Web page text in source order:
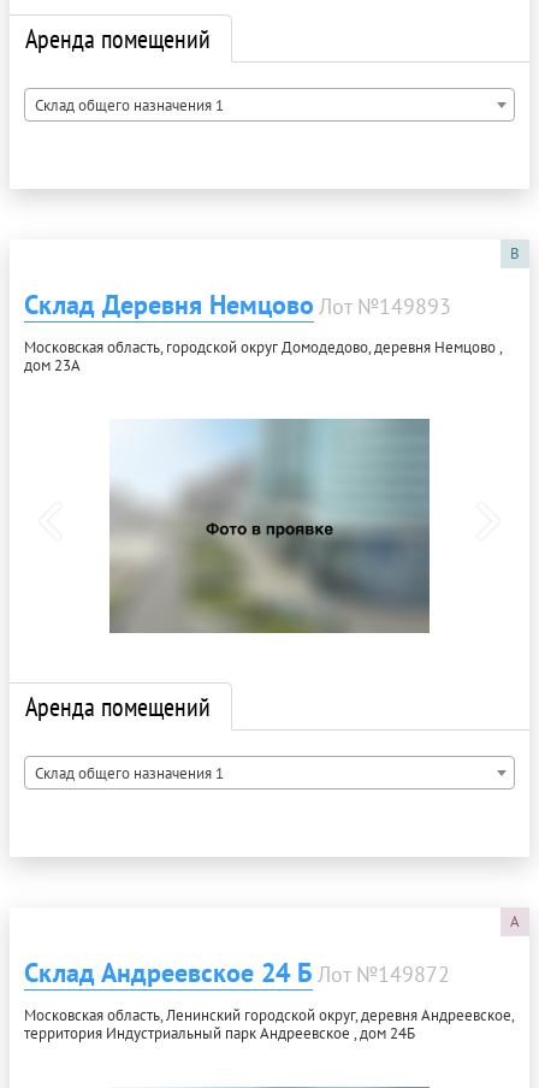
Аренда помещений
Склад общего назначения 1
B
Склад Деревня Немцово Лот №149893
Московская область, городской округ Домодедово, деревня Немцово ,
дом 23А
Аренда помещений
Склад общего назначения 1
A
Склад Андреевское 24 Б Лот №149872
Московская область, Ленинский городской округ, деревня Андреевское,
территория Индустриальный парк Андреевское , дом 24Б